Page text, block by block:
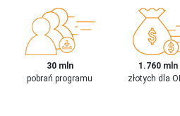
30 mln
pobrań programu
1.760 mln
złotych dla